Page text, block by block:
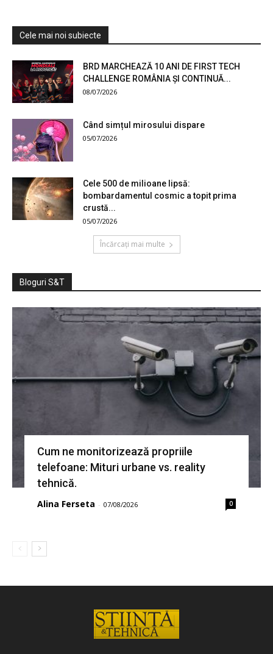
Cele mai noi subiecte
BRD MARCHEAZĂ 10 ANI DE FIRST TECH
CHALLENGE ROMÂNIA ȘI CONTINUĂ...
08/07/2026
Când simțul mirosului dispare
05/07/2026
Cele 500 de milioane lipsă:
bombardamentul cosmic a topit prima
crustă...
05/07/2026
Încărcați mai multe
Bloguri S&T
Cum ne monitorizează propriile
telefoane: Mituri urbane vs. reality
tehnică.
Alina Ferseta - 07/08/2026 0